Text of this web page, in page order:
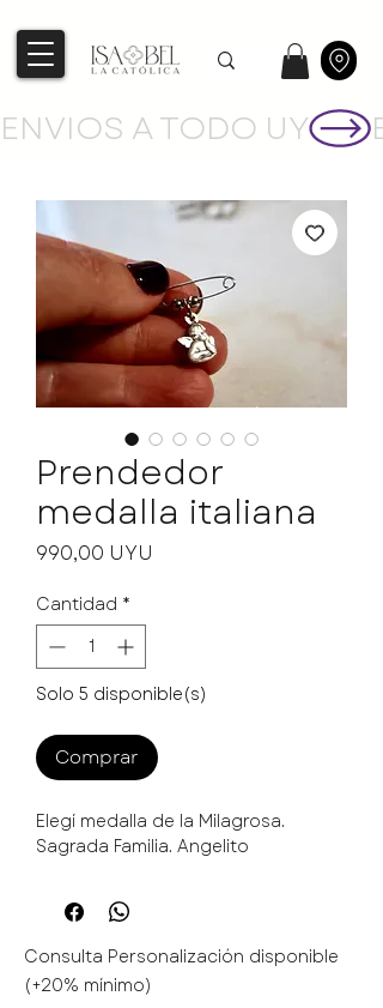
ENVIOS A TODO UY
Prendedor
medalla italiana
990,00 UYU
Cantidad *
Solo 5 disponible(s)
Comprar
Elegí medalla de la Milagrosa.
Sagrada Familia. Angelito
Consulta Personalización disponible
(+20% mínimo)